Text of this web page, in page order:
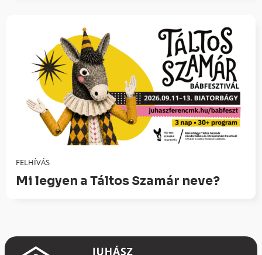
FELHÍVÁS
Mi legyen a Táltos Szamár neve?